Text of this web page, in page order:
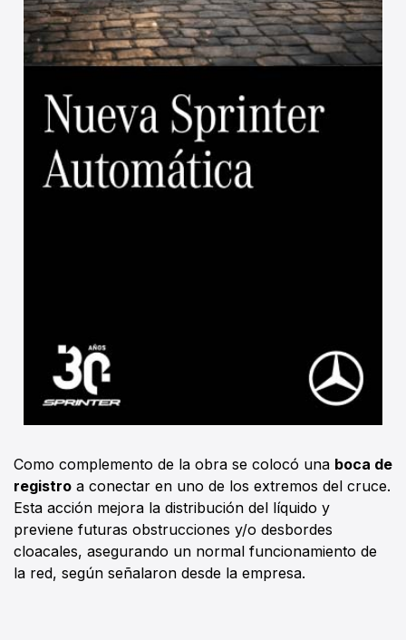
Como complemento de la obra se colocó una boca de
registro a conectar en uno de los extremos del cruce.
Esta acción mejora la distribución del líquido y
previene futuras obstrucciones y/o desbordes
cloacales, asegurando un normal funcionamiento de
la red, según señalaron desde la empresa.